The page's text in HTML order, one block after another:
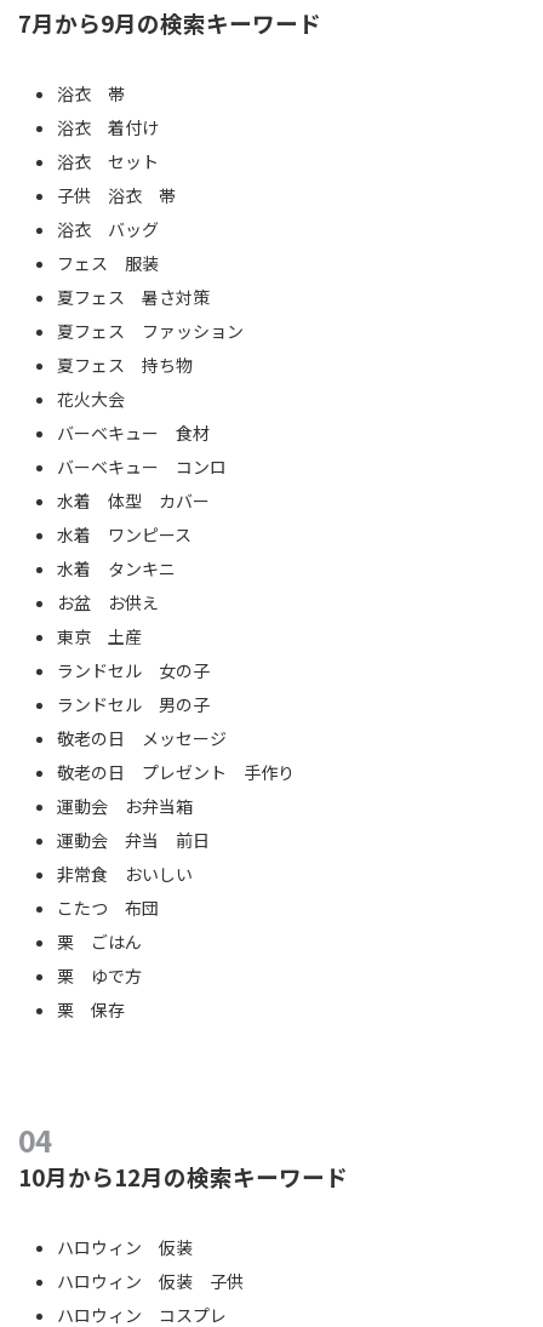
7月から9月の検索キーワード
浴衣 帯
浴衣 着付け
浴衣 セット
子供 浴衣 帯
浴衣 バッグ
フェス 服装
夏フェス 暑さ対策
夏フェス ファッション
夏フェス 持ち物
花火大会
バーベキュー 食材
バーベキュー コンロ
水着 体型 カバー
水着 ワンピース
水着 タンキニ
お盆 お供え
東京 土産
ランドセル 女の子
ランドセル 男の子
敬老の日 メッセージ
敬老の日 プレゼント 手作り
運動会 お弁当箱
運動会 弁当 前日
非常食 おいしい
こたつ 布団
栗 ごはん
栗 ゆで方
栗 保存
10月から12月の検索キーワード
ハロウィン 仮装
ハロウィン 仮装 子供
ハロウィン コスプレ